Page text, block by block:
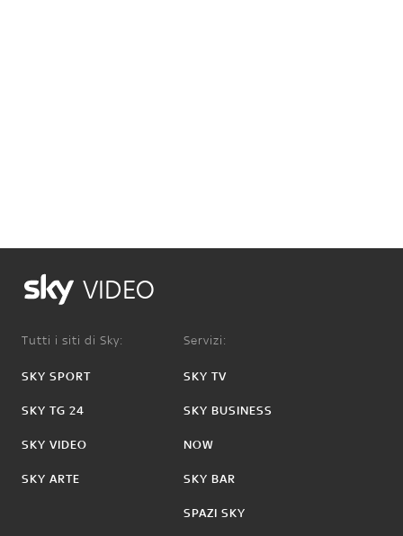
VIDEO
Tutti i siti di Sky:
SKY SPORT
SKY TG 24
SKY VIDEO
SKY ARTE
Servizi:
SKY TV
SKY BUSINESS
NOW
SKY BAR
SPAZI SKY